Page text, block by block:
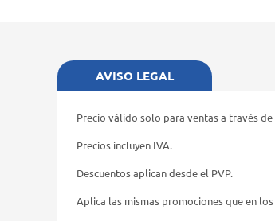
AVISO LEGAL
Precio válido solo para ventas a través
Precios incluyen IVA.
Descuentos aplican desde el PVP.
Aplica las mismas promociones que en